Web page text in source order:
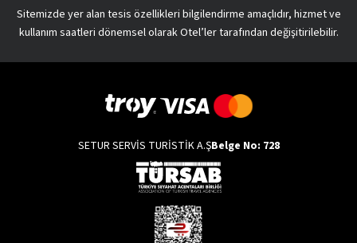
Sitemizde yer alan tesis özellikleri bilgilendirme amaçlıdır, hizmet ve
kullanım saatleri dönemsel olarak Otel’ler tarafından değişitirilebilir.
SETUR SERVİS TURİSTİK A.ŞBelge No: 728